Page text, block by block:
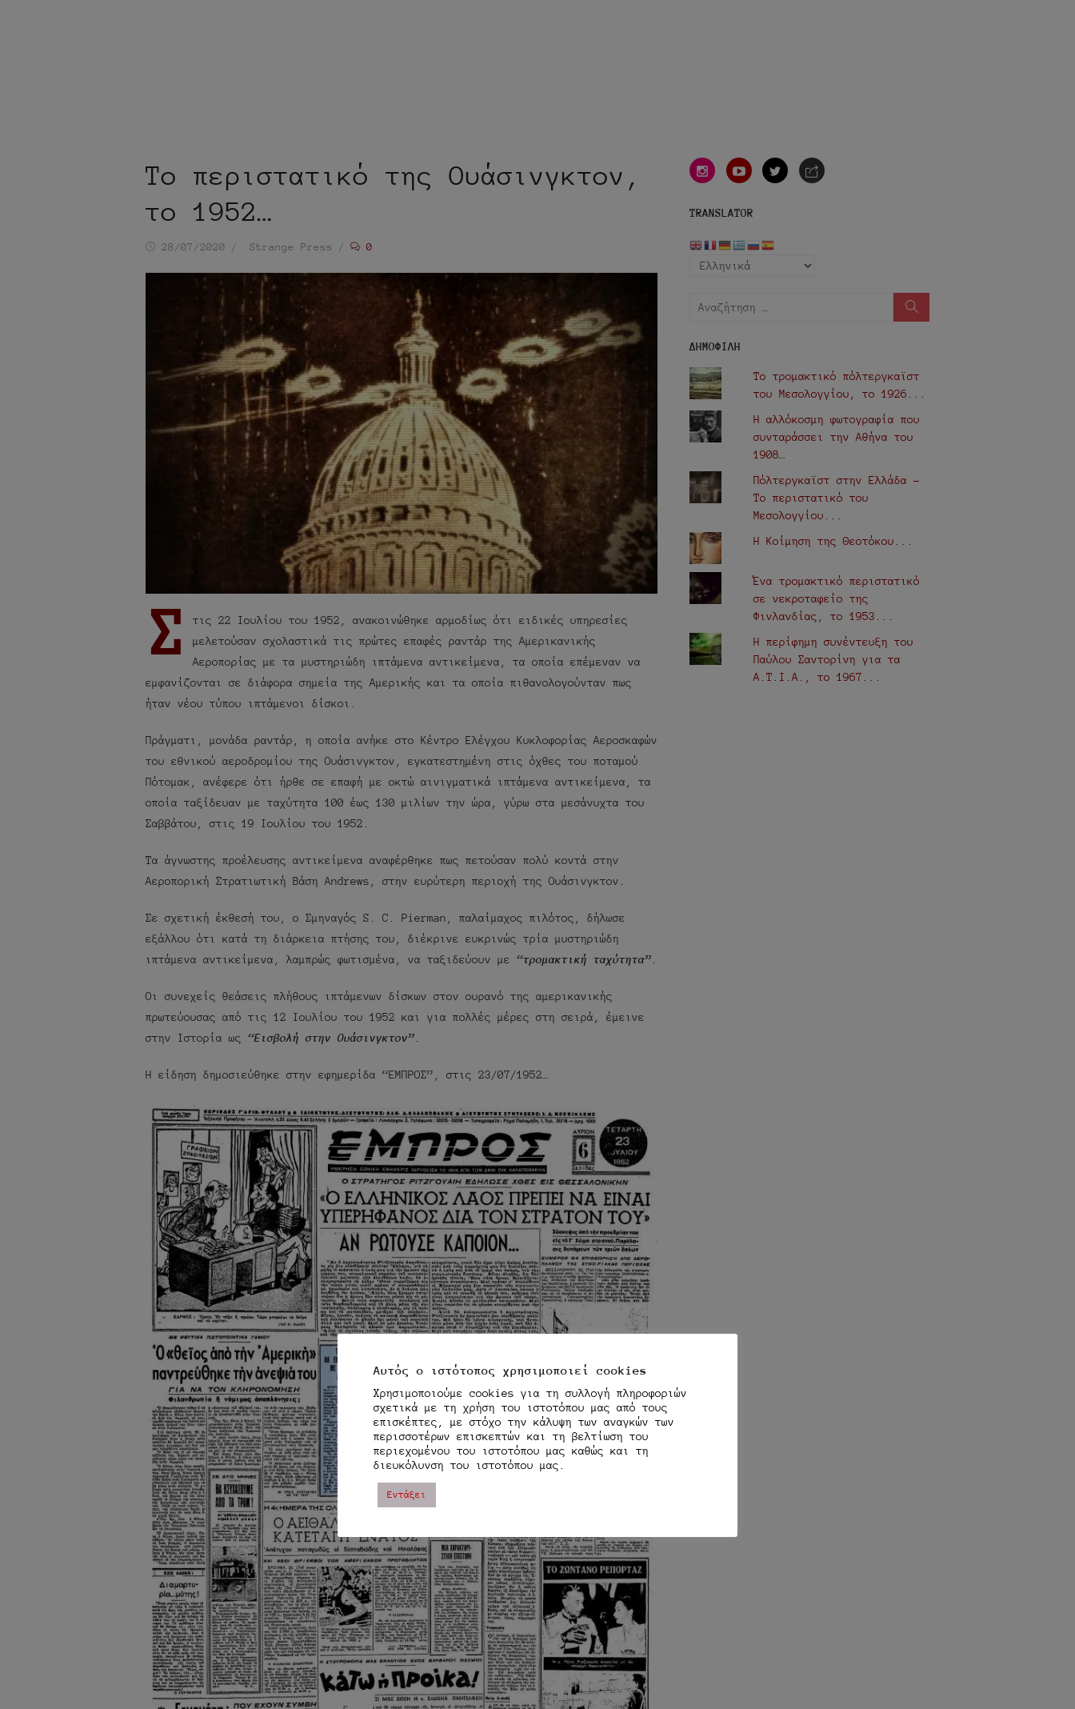
Το περιστατικό της Ουάσινγκτον,
το 1952…
Ημ/
δημοσίευσης
28/07/2020 Συντάκτης
Strange Press 0
Σ
τις 22 Ιουλίου του 1952, ανακοινώθηκε αρμοδίως ότι ειδικές υπηρεσίες
μελετούσαν σχολαστικά τις πρώτες επαφές ραντάρ της Αμερικανικής
Αεροπορίας με τα μυστηριώδη ιπτάμενα αντικείμενα, τα οποία επέμεναν να
εμφανίζονται σε διάφορα σημεία της Αμερικής και τα οποία πιθανολογούνταν πως
ήταν νέου τύπου ιπτάμενοι δίσκοι.
Πράγματι, μονάδα ραντάρ, η οποία ανήκε στο Κέντρο Ελέγχου Κυκλοφορίας Αεροσκαφών
του εθνικού αεροδρομίου της Ουάσινγκτον, εγκατεστημένη στις όχθες του ποταμού
Πότομακ, ανέφερε ότι ήρθε σε επαφή με οκτώ αινιγματικά ιπτάμενα αντικείμενα, τα
οποία ταξίδευαν με ταχύτητα 100 έως 130 μιλίων την ώρα, γύρω στα μεσάνυχτα του
Σαββάτου, στις 19 Ιουλίου του 1952.
Τα άγνωστης προέλευσης αντικείμενα αναφέρθηκε πως πετούσαν πολύ κοντά στην
Αεροπορική Στρατιωτική Βάση Andrews, στην ευρύτερη περιοχή της Ουάσινγκτον.
Σε σχετική έκθεσή του, ο Σμηναγός S. C. Pierman, παλαίμαχος πιλότος, δήλωσε
εξάλλου ότι κατά τη διάρκεια πτήσης του, διέκρινε ευκρινώς τρία μυστηριώδη
ιπτάμενα αντικείμενα, λαμπρώς φωτισμένα, να ταξιδεύουν με “τρομακτική ταχύτητα”
Οι συνεχείς θεάσεις πλήθους ιπτάμενων δίσκων στον ουρανό της αμερικανικής
πρωτεύουσας από τις 12 Ιουλίου του 1952 και για πολλές μέρες στη σειρά, έμεινε
στην Ιστορία ως “Εισβολή στην Ουάσινγκτον”
Η είδηση δημοσιεύθηκε στην εφημερίδα “ΕΜΠΡΟΣ”, στις 23/07/1952…
instagramyoutube twittere-
TRANSLATOR
Αναζήτηση
ΔΗΜΟΦΙΛΗ
Το τρομακτικό πόλτεργκαϊστ
του Μεσολογγίου, το 1926...
Η αλλόκοσμη φωτογραφία που
συνταράσσει την Αθήνα του
1908…
Πόλτεργκαϊστ στην Ελλάδα -
Το περιστατικό του
Μεσολογγίου...
Η Κοίμηση της Θεοτόκου...
Ένα τρομακτικό περιστατικό
σε νεκροταφείο της
Φινλανδίας, το 1953...
Η περίφημη συνέντευξη του
Παύλου Σαντορίνη για τα
Α.Τ.Ι.Α., τo 1967...
Αυτός ο ιστότοπος χρησιμοποιεί cookies
Χρησιμοποιούμε cookies για τη συλλογή πληροφοριών
σχετικά με τη χρήση του ιστοτόπου μας από τους
επισκέπτες, με στόχο την κάλυψη των αναγκών των
περισσοτέρων επισκεπτών και τη βελτίωση του
περιεχομένου του ιστοτόπου μας καθώς και τη
διευκόλυνση του ιστοτόπου μας.
Εντάξει